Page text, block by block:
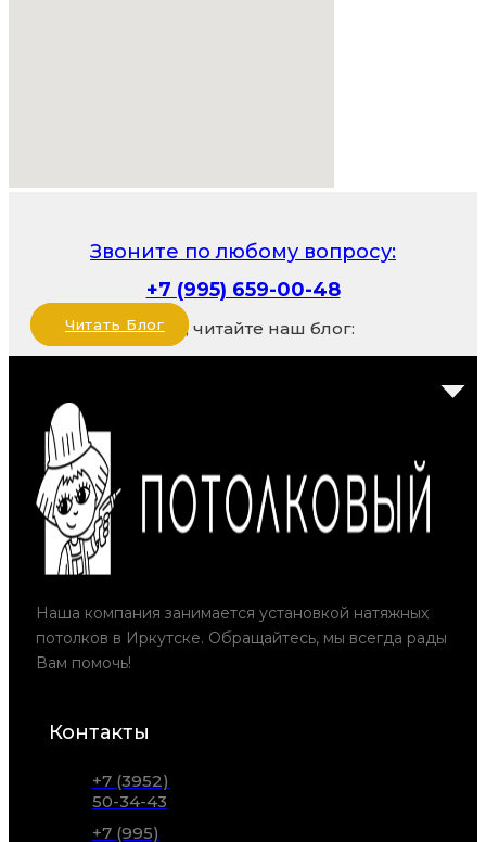
Звоните по любому вопросу:
+7 (995) 659-00-48
Также, читайте наш блог:
Читать Блог
Наша компания занимается установкой натяжных
потолков в Иркутске. Обращайтесь, мы всегда рады
Вам помочь!
Контакты
+7 (3952)
50-34-43
+7 (995)